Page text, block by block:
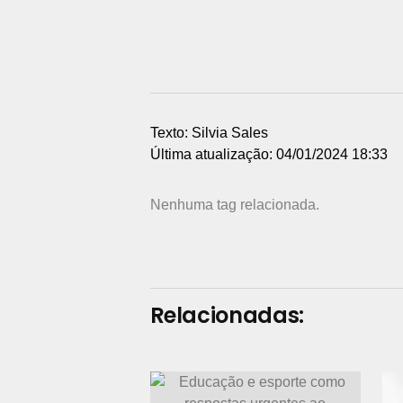
Texto: Silvia Sales
Última atualização: 04/01/2024 18:33
Nenhuma tag relacionada.
Relacionadas: